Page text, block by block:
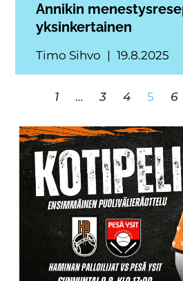
Annikin
yksinkertainen
Timo Sihvo 19.8.2025
1 … 3 4 5 6